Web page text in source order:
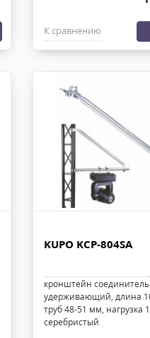
К сравнению
KUPO KCP-804SA
кронштейн соединитель
удерживающий, длина
труб 48-51 мм, нагрузка
серебристый